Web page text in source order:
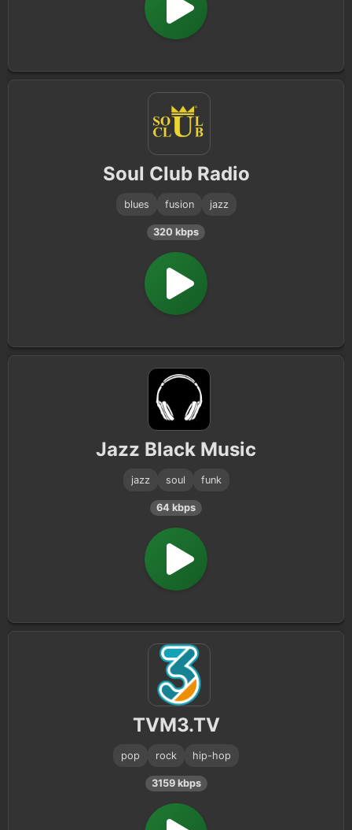
Soul Club Radio
blues fusion jazz
320 kbps
Jazz Black Music
jazz soul funk
64 kbps
TVM3.TV
pop rock hip-hop
3159 kbps